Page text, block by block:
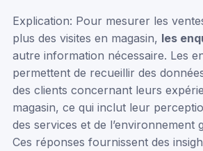
Explication: Pour mesurer les
plus des visites en magasin, les
autre information nécessaire. Les
permettent de recueillir des
des clients concernant leurs
magasin, ce qui inclut leur
des services et de l’environnement
Ces réponses fournissent des